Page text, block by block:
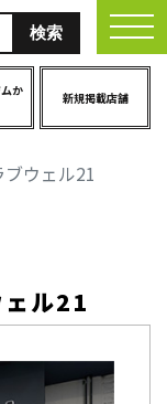
か
新規掲載店舗
ウェル21
ル21